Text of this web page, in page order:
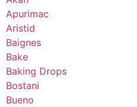
Apurimac
Aristid
Baignes
Bake
Baking Drops
Bostani
Bueno